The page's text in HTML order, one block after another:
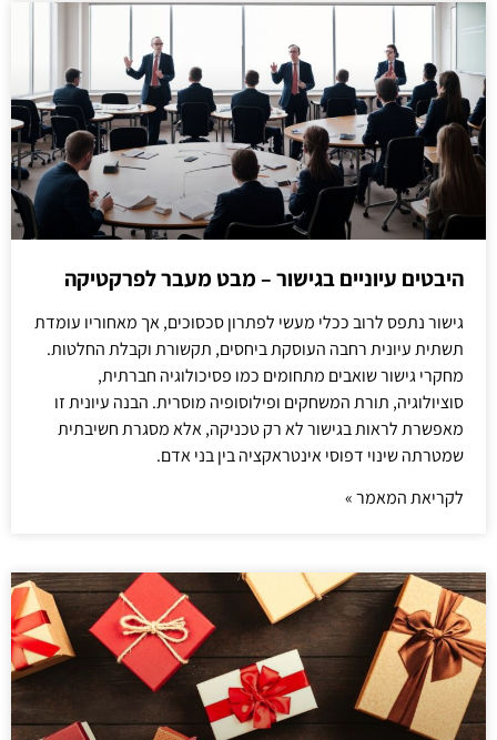
היבטים עיוניים בגישור – מבט מעבר לפרקטיקה
גישור נתפס לרוב ככלי מעשי לפתרון סכסוכים, אך מאחוריו עומדת
תשתית עיונית רחבה העוסקת ביחסים, תקשורת וקבלת החלטות.
מחקרי גישור שואבים מתחומים כמו פסיכולוגיה חברתית,
סוציולוגיה, תורת המשחקים ופילוסופיה מוסרית. הבנה עיונית זו
מאפשרת לראות בגישור לא רק טכניקה, אלא מסגרת חשיבתית
שמטרתה שינוי דפוסי אינטראקציה בין בני אדם.
לקריאת המאמר »